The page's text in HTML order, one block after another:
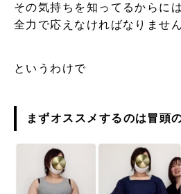
その気持ちを知ってるからには
全力で応えなければなりませ
というわけで
まずオススメするのは冒頭